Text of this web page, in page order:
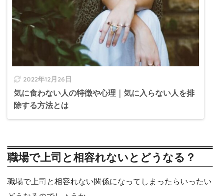
2022年12月26日
気に食わない人の特徴や心理｜気に入らない人を排
除する方法とは
職場で上司と相容れないとどうなる？
職場で上司と相容れない関係になってしまったらいったい